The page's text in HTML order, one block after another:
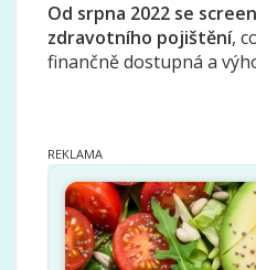
Od srpna 2022 se
zdravotního pojištění,
finančně dostupná a